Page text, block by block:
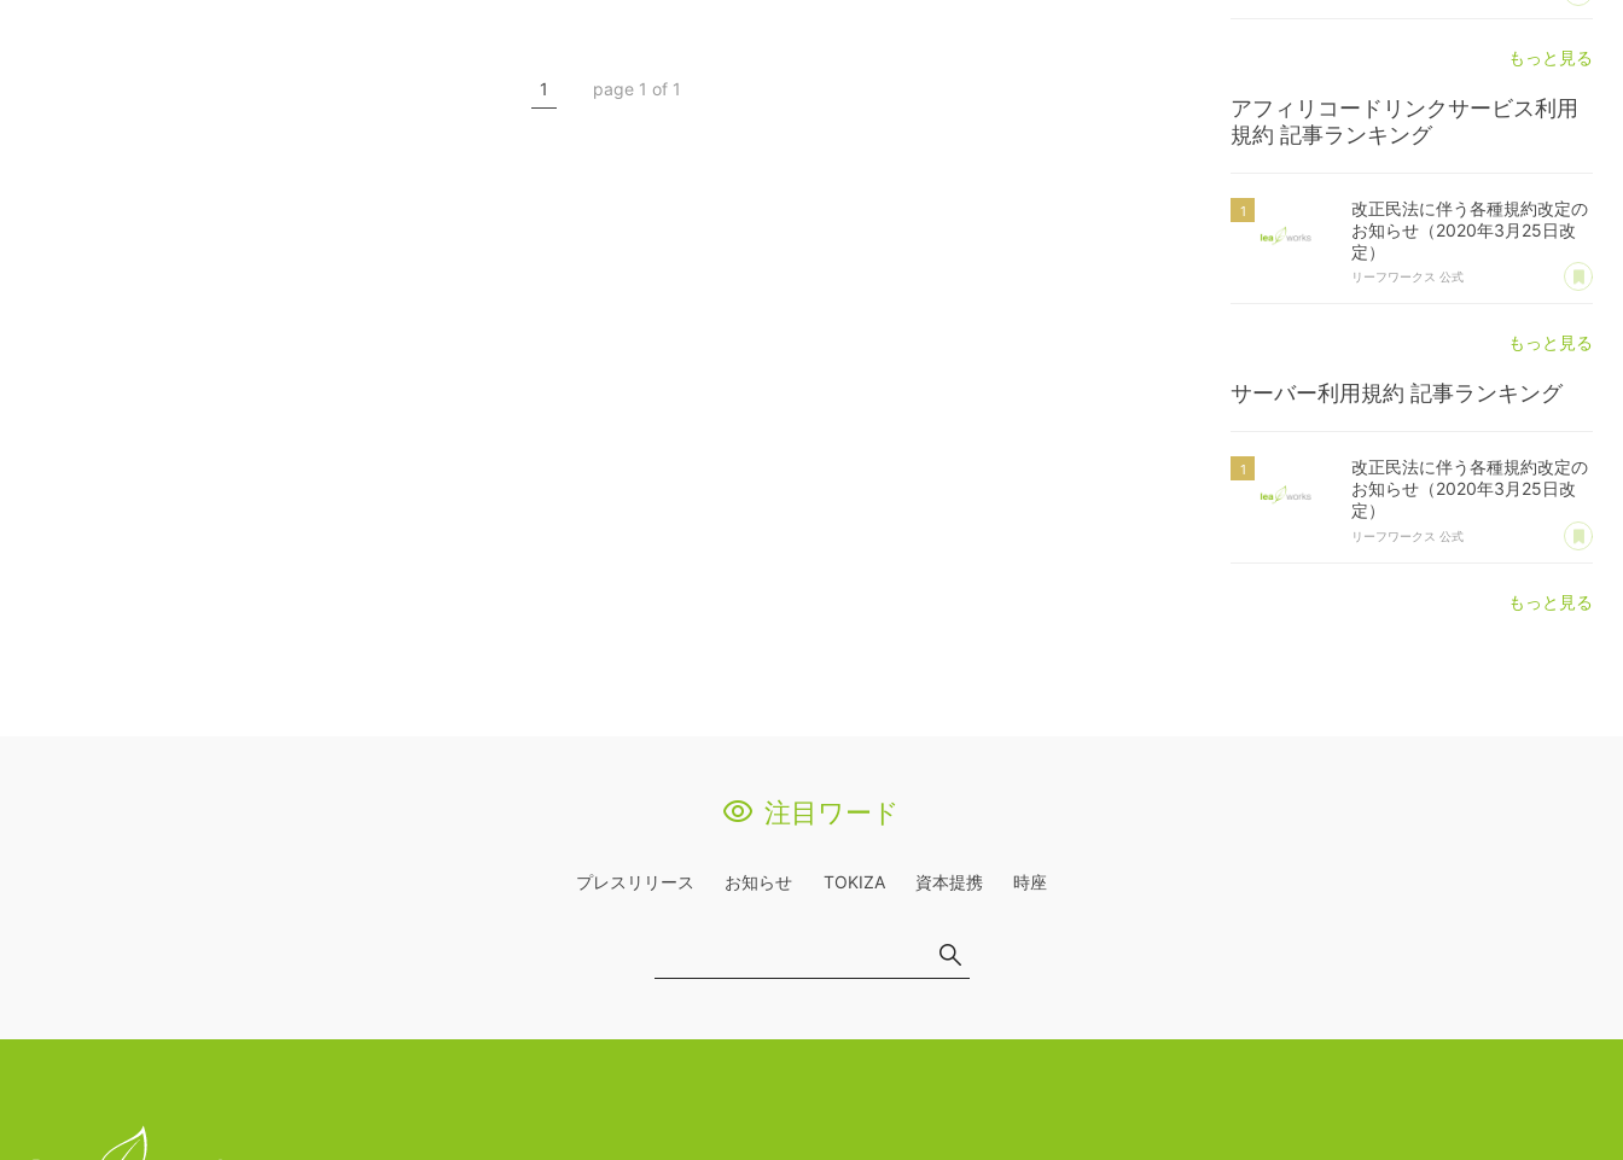
1 page 1 of 1
もっと見る
アフィリコードリンクサービス利用
規約 記事ランキング
改正民法に伴う各種規約改定の
お知らせ（2020年3月25日改
定）
リーフワークス 公式 あ
もっと見る
サーバー利用規約 記事ランキング
改正民法に伴う各種規約改定の
お知らせ（2020年3月25日改
定）
リーフワークス 公式 あ
もっと見る
注目ワード
プレスリリース お知らせ TOKIZA 資本提携 時座